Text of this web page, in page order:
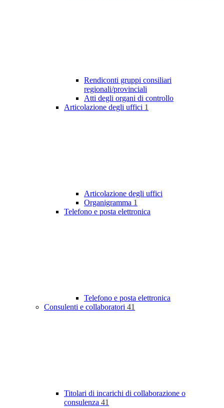
Rendiconti gruppi consiliari
regionali/provinciali
Atti degli organi di controllo
Articolazione degli uffici 1
Articolazione degli uffici
Organigramma 1
Telefono e posta elettronica
Telefono e posta elettronica
Consulenti e collaboratori 41
Titolari di incarichi di collaborazione o
consulenza 41